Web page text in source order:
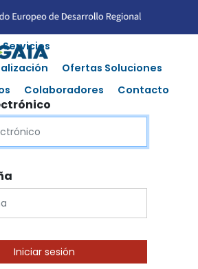
Servicios
Ofertas Soluciones
Colaboradores Contacto
Iniciar sesión